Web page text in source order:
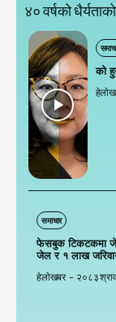
४० वर्षको
को
समाचार
फेसबुक टिकटकमा जे
जेल र १ लाख
हेलाेखबर - २०८३